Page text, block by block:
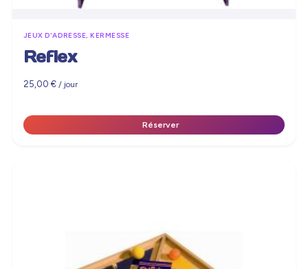
JEUX D'ADRESSE, KERMESSE
Reflex
25,00€ / jour
Réserver